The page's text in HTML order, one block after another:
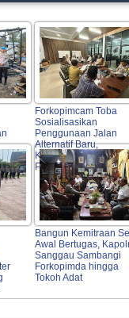
Forkopimcam Toba
Sosialisasikan
Penggunaan Jalan
Alternatif Baru,
Keselamatan Warga
Prioritas Utama
Bangun Kemitraan
Awal Bertugas,
Sanggau Sambangi
Forkopimda hingga
Tokoh Adat